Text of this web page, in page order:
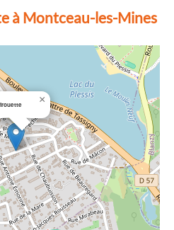
à Montceau-les-Mines
×